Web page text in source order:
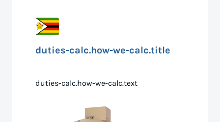
duties-calc.how-we-calc.title
duties-calc.how-we-calc.text